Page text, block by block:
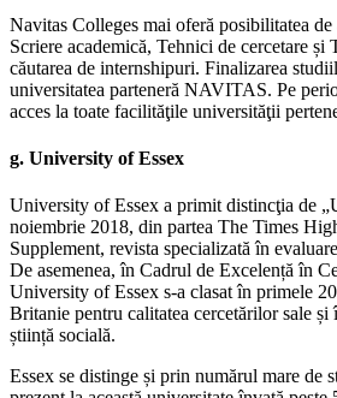
Navitas Colleges mai oferă posibilitatea
Scriere academică, Tehnici de cercetare și
căutarea de internshipuri. Finalizarea
universitatea parteneră NAVITAS. Pe
acces la toate facilităţile universităţii
g. University of Essex
University of Essex a primit distincţia de
noiembrie 2018, din partea The Times
Supplement, revista specializată în
De asemenea, în Cadrul de Excelență în
University of Essex s-a clasat în primele
Britanie pentru calitatea cercetărilor sale
știință socială.
Essex se distinge și prin numărul mare de